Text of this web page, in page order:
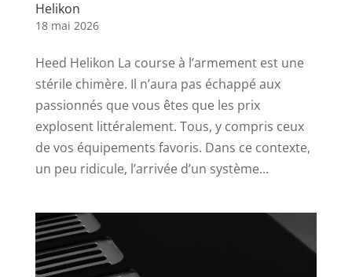
Helikon
18 mai 2026
Heed Helikon La course à l’armement est une
stérile chimère. Il n’aura pas échappé aux
passionnés que vous êtes que les prix
explosent littéralement. Tous, y compris ceux
de vos équipements favoris. Dans ce contexte,
un peu ridicule, l’arrivée d’un système...